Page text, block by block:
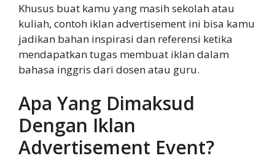
Khusus buat kamu yang masih sekolah atau
kuliah, contoh iklan advertisement ini bisa kamu
jadikan bahan inspirasi dan referensi ketika
mendapatkan tugas membuat iklan dalam
bahasa inggris dari dosen atau guru.
Apa Yang Dimaksud
Dengan Iklan
Advertisement Event?